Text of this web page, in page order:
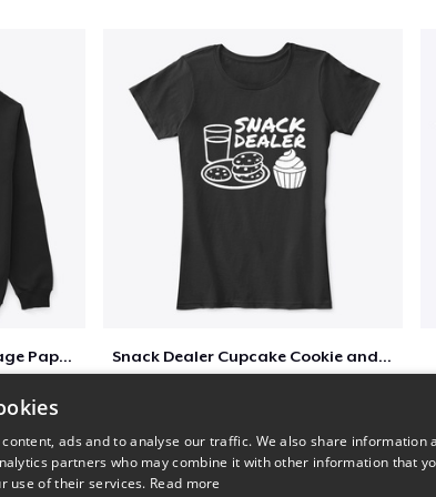
Fathers Day Dad Tax Vintage Papa T-Shirt Snack Dealer Cupcake Cookie and Milk
25,99 $US
Kids Premium Tee
21,99 $US
Baby Premium Onesie
24,99 $US
Toddler Classic Tee
25,02 $US
ads and to analyse our traffic. We also share information
partners who may combine it with other information that
use of their services. Read more